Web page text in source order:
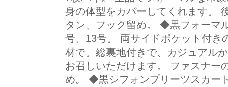
身の体型をカバーしてくれます。
タン、フック留め。 ◆黒フォーマ
号、13号。 両サイドポケット付き
材で。総裏地付きで、カジュアル
お召しいただけます。 ファスナー
め。 ◆黒シフォンプリーツスカー